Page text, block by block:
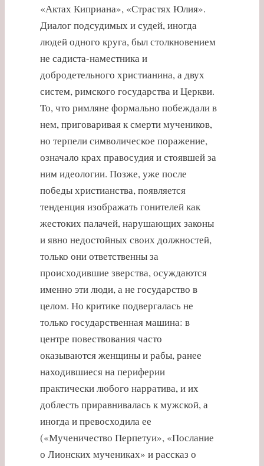
«Актах Киприана», «Страстях Юлия».
Диалог подсудимых и судей, иногда
людей одного круга, был столкновением
не садиста-наместника и
добродетельного христианина, а двух
систем, римского государства и Церкви.
То, что римляне формально побеждали в
нем, приговаривая к смерти мучеников,
но терпели символическое поражение,
означало крах правосудия и стоявшей за
ним идеологии. Позже, уже после
победы христианства, появляется
тенденция изображать гонителей как
жестоких палачей, нарушающих законы
и явно недостойных своих должностей,
только они ответственны за
происходившие зверства, осуждаются
именно эти люди, а не государство в
целом. Но критике подвергалась не
только государственная машина: в
центре повествования часто
оказываются женщины и рабы, ранее
находившиеся на периферии
практически любого нарратива, и их
доблесть приравнивалась к мужской, а
иногда и превосходила ее
(«Мученичество Перпетуи», «Послание
о Лионских мучениках» и рассказ о